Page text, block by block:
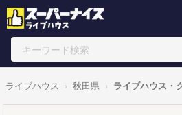
ライブハウス 秋田県 ライブハウス・